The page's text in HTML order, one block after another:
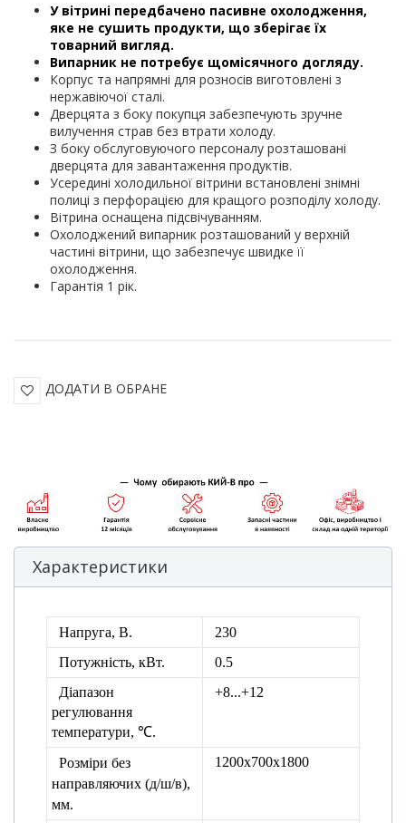
У вітрині передбачено пасивне охолодження,
яке не сушить продукти, що зберігає їх
товарний вигляд.
Випарник не потребує щомісячного догляду.
Корпус та напрямні для розносів виготовлені з
нержавіючої сталі.
Дверцята з боку покупця забезпечують зручне
вилучення страв без втрати холоду.
З боку обслуговуючого персоналу розташовані
дверцята для завантаження продуктів.
Усередині холодильної вітрини встановлені знімні
полиці з перфорацією для кращого розподілу холоду.
Вітрина оснащена підсвічуванням.
Охолоджений випарник розташований у верхній
частині вітрини, що забезпечує швидке її
охолодження.
Гарантія 1 рік.
ДОДАТИ В ОБРАНЕ
Характеристики
Напруга, В.
230
Потужність, кВт.
0.5
Діапазон
регулювання
температури, ℃.
+8...+12
Розміри без
направляючих (д/ш/в),
мм.
1200х700х1800